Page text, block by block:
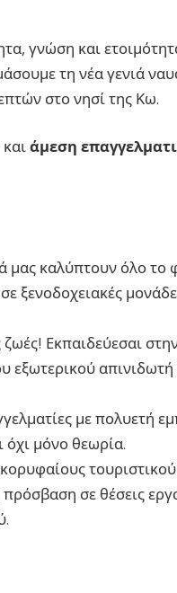
γνώση και
τη νέα γενιά
στο νησί της Κω.
και άμεση
μας καλύπτουν όλο το
ξενοδοχειακές
Εκπαιδεύεσαι
απινιδωτή
με πολυετή
όχι μόνο θεωρία.
σε θέσεις